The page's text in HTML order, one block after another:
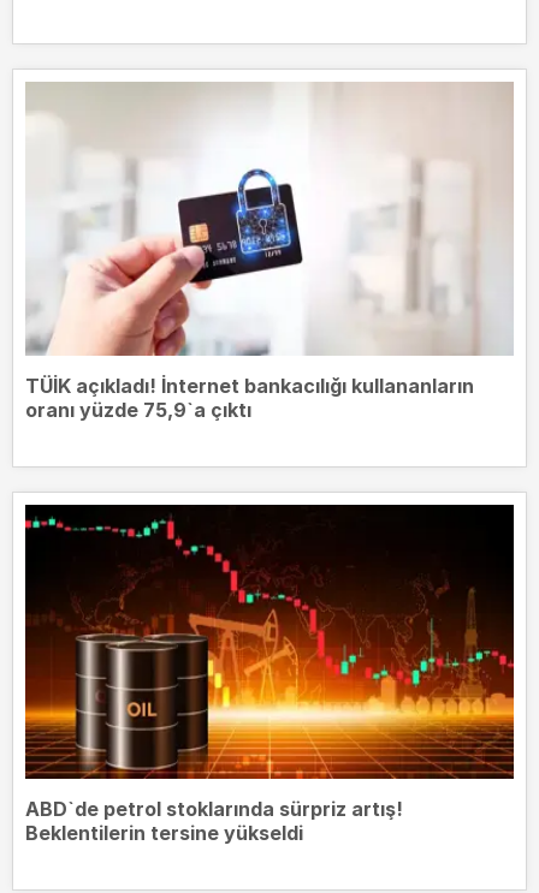
TÜİK açıkladı! İnternet bankacılığı kullananların
oranı yüzde 75,9`a çıktı
ABD`de petrol stoklarında sürpriz artış!
Beklentilerin tersine yükseldi